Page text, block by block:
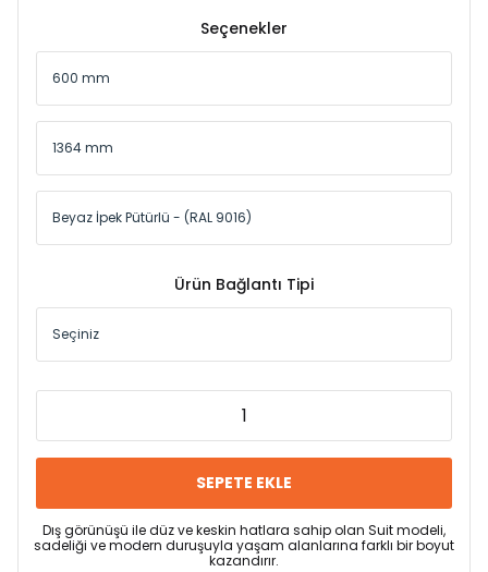
Seçenekler
Ürün Bağlantı Tipi
SEPETE EKLE
Dış görünüşü ile düz ve keskin hatlara sahip olan Suit modeli,
sadeliği ve modern duruşuyla yaşam alanlarına farklı bir boyut
kazandırır.